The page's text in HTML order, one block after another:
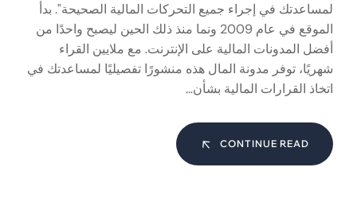
لمساعدتك في إجراء جميع التحركات المالية الصحيحة". بدأ
الموقع في عام 2009 ونما منذ ذلك الحين ليصبح واحدًا من
أفضل المدونات المالية على الإنترنت. مع ملايين القراء
شهريًا، توفر مدونة المال هذه منشورًا تفصيليًا لمساعدتك في
اتخاذ القرارات المالية بشأن…
CONTINUE READ